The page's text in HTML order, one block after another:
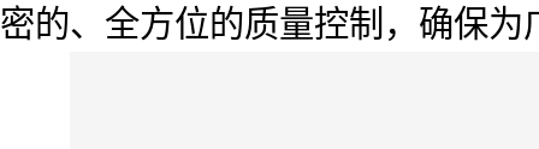
密的、全方位的质量控制，确保